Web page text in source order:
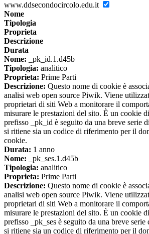
www.ddsecondocircolo.edu.it
Nome
Tipologia
Proprieta
Descrizione
Durata
Nome: _pk_id.1.d45b
Tipologia: analitico
Proprieta: Prime Parti
Descrizione: Questo nome di cookie è
analisi web open source Piwik. Viene
proprietari di siti Web a monitorare il
misurare le prestazioni del sito. È un cookie
prefisso _pk_id è seguito da una breve serie
si ritiene sia un codice di riferimento per il
cookie.
Durata: 1 anno
Nome: _pk_ses.1.d45b
Tipologia: analitico
Proprieta: Prime Parti
Descrizione: Questo nome di cookie è
analisi web open source Piwik. Viene
proprietari di siti Web a monitorare il
misurare le prestazioni del sito. È un cookie
prefisso _pk_ses è seguito da una breve
si ritiene sia un codice di riferimento per il